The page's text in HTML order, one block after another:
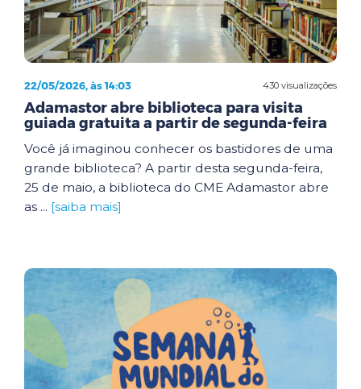
430 visualizações
22/05/2026, às 14:03
Adamastor abre biblioteca para visita
guiada gratuita a partir de segunda-feira
Você já imaginou conhecer os bastidores de uma
grande biblioteca? A partir desta segunda-feira,
25 de maio, a biblioteca do CME Adamastor abre
as ... [saiba mais]